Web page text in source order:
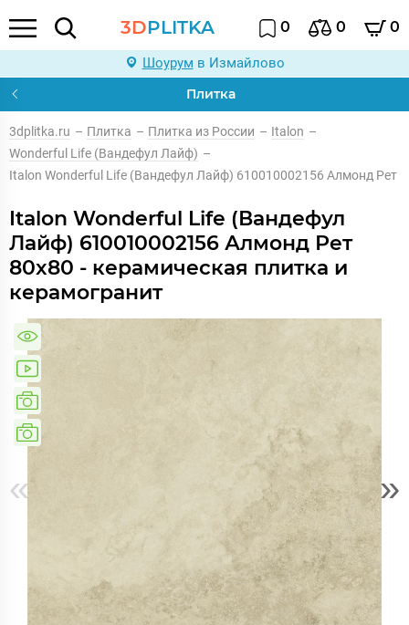
3DPLITKA 0 0 0
Шоурум в Измайлово
Плитка
3dplitka.ru – Плитка – Плитка из России – Italon –
Wonderful Life (Вандефул Лайф) –
Italon Wonderful Life (Вандефул Лайф) 610010002156 Алмонд Рет
Italon Wonderful Life (Вандефул
Лайф) 610010002156 Алмонд Рет
80x80 - керамическая плитка и
керамогранит
« »